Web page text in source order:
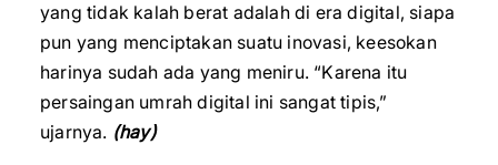
yang tidak kalah berat adalah di era digital, siapa
pun yang menciptakan suatu inovasi, keesokan
harinya sudah ada yang meniru. “Karena itu
persaingan umrah digital ini sangat tipis,”
ujarnya. (hay)